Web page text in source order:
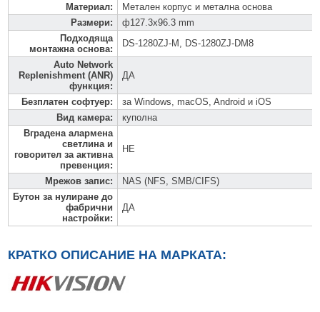
Материал:
Метален корпус и метална основа
Размери:
ф127.3х96.3 mm
Подходяща
монтажна основа:
DS-1280ZJ-M, DS-1280ZJ-DM8
Auto Network
Replenishment (ANR)
функция:
ДА
Безплатен софтуер:
за Windows, macOS, Android и iOS
Вид камера:
куполна
Вградена алармена
светлина и
говорител за активна
превенция:
НЕ
Мрежов запис:
NAS (NFS, SMB/CIFS)
Бутон за нулиране до
фабрични
настройки:
ДА
КРАТКО ОПИСАНИЕ НА МАРКАТА: